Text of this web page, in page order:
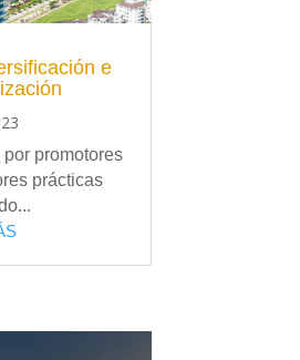
e
promotores
prácticas